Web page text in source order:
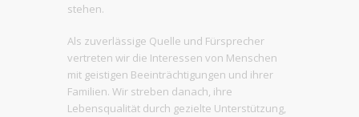
stehen.
Als zuverlässige Quelle und Fürsprecher
vertreten wir die Interessen von Menschen
mit geistigen Beeinträchtigungen und ihrer
Familien. Wir streben danach, ihre
Lebensqualität durch gezielte Unterstützung,